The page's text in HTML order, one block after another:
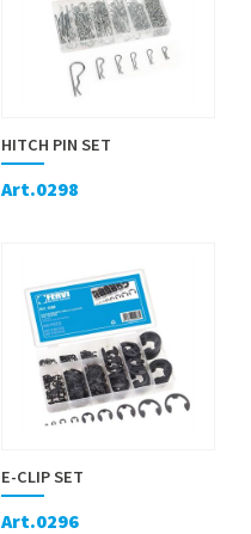
HITCH PIN SET
Art.0298
E-CLIP SET
Art.0296